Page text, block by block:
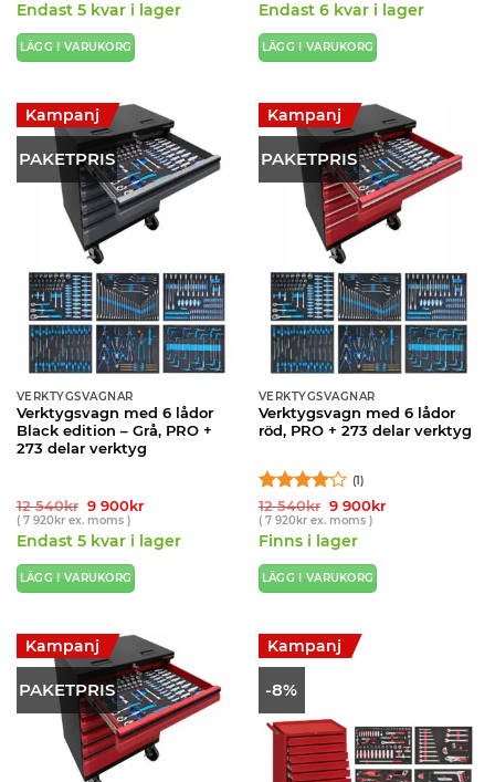
var:
540kr.
är:
150kr.
Endast 5 kvar i lager
LÄGG I VARUKORG
var:
540kr.
är:
Endast 6 kvar i lager
LÄGG I VARUKORG
PAKETPRIS
Kampanj
VERKTYGSVAGNAR
Verktygsvagn med 6 lådor
Black edition – Grå, PRO +
273 delar verktyg
12 540kr Det
ursprungliga
priset
var:
540kr.
9 900krDet
priset
är:
( 7 920krex. moms )
Endast 5 kvar i lager
LÄGG I VARUKORG
PAKETPRIS
Kampanj
VERKTYGSVAGNAR
Verktygsvagn med 6 lådor
röd, PRO + 273 delar verktyg
Betygsatt
4av 5
(1)
12 540kr Det
ursprungliga
priset
var:
540kr.
9 900krDet
( 7 920krex. moms )
Finns i lager
LÄGG I VARUKORG
PAKETPRIS
Kampanj
-8%
Kampanj